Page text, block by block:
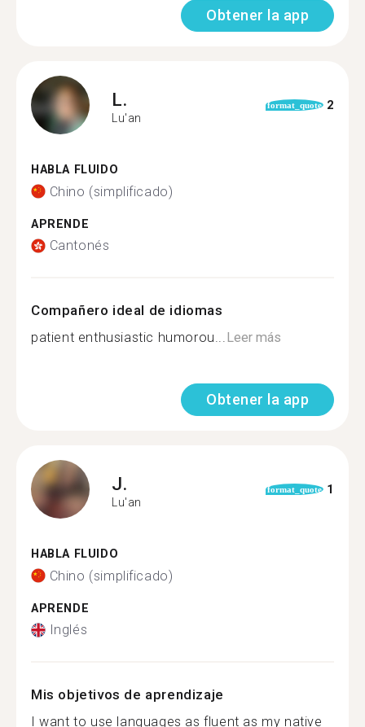
Obtener la app
L.
Lu'an
format_quote 2
HABLA FLUIDO
Chino (simplificado)
APRENDE
Cantonés
Compañero ideal de idiomas
patient enthusiastic humorou...Leer más
Obtener la app
J.
Lu'an
format_quote 1
HABLA FLUIDO
Chino (simplificado)
APRENDE
Inglés
Mis objetivos de aprendizaje
I want to use languages as fluent as my native